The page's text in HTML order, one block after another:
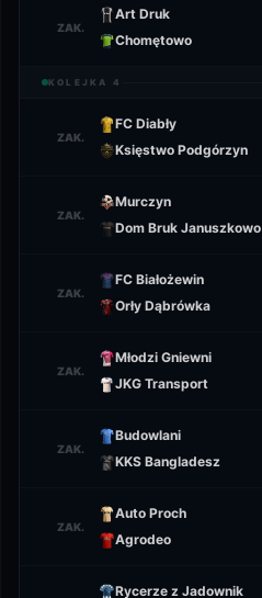
ZAK.
Art Druk
Chomętowo
KOLEJKA 4
ZAK.
FC Diabły
Księstwo Podgórzyn
ZAK.
Murczyn
Dom Bruk Januszkowo
ZAK.
FC Białożewin
Orły Dąbrówka
ZAK.
Młodzi Gniewni
JKG Transport
ZAK.
Budowlani
KKS Bangladesz
ZAK.
Auto Proch
Agrodeo
Rycerze z Jadownik